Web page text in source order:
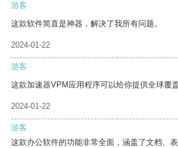
游客
这款软件简直是神器，解决了我所有问题。
2024-01-22
游客
这款加速器VPM应用程序可以给你提供全球覆
2024-01-22
游客
这款办公软件的功能非常全面，涵盖了文档、